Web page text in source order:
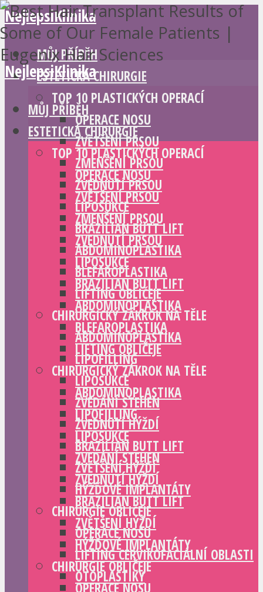
NejlepsiKlinika
MŮJ PŘÍBĚH
ESTETICKÁ CHIRURGIE
TOP 10 PLASTICKÝCH OPERACÍ
OPERACE NOSU
ZVĚTŠENÍ PRSOU
ZMENŠENÍ PRSOU
ZVEDNUTÍ PRSOU
LIPOSUKCE
BRAZILIAN BUTT LIFT
ABDOMINOPLASTIKA
BLEFAROPLASTIKA
LIFTING OBLIČEJE
CHIRURGICKÝ ZÁKROK NA TĚLE
ABDOMINOPLASTIKA
LIPOFILLING
LIPOSUKCE
ZVEDÁNÍ STEHEN
ZVEDNUTÍ HÝŽDÍ
BRAZILIAN BUTT LIFT
ZVĚTŠENÍ HÝŽDÍ
HÝŽĎOVÉ IMPLANTÁTY
CHIRURGIE OBLIČEJE
OPERACE NOSU
LIFTING CERVIKOFACIÁLNÍ OBLASTI
OTOPLASTIKY
NejlepsiKlinika
MŮJ PŘÍBĚH
ESTETICKÁ CHIRURGIE
TOP 10 PLASTICKÝCH OPERACÍ
OPERACE NOSU
ZVĚTŠENÍ PRSOU
ZMENŠENÍ PRSOU
ZVEDNUTÍ PRSOU
LIPOSUKCE
BRAZILIAN BUTT LIFT
ABDOMINOPLASTIKA
BLEFAROPLASTIKA
LIFTING OBLIČEJE
CHIRURGICKÝ ZÁKROK NA TĚLE
ABDOMINOPLASTIKA
LIPOFILLING
LIPOSUKCE
ZVEDÁNÍ STEHEN
ZVEDNUTÍ HÝŽDÍ
BRAZILIAN BUTT LIFT
ZVĚTŠENÍ HÝŽDÍ
HÝŽĎOVÉ IMPLANTÁTY
CHIRURGIE OBLIČEJE
OPERACE NOSU